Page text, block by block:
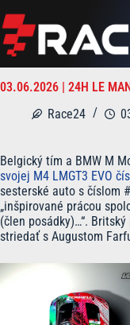
to
content
03.06.2026 | 24H LE
Race24
Belgický tím a BMW M
svojej M4 LMGT3 EVO
sesterské auto s číslom
„inšpirované prácou
(člen posádky)…“.
striedať s Augustom